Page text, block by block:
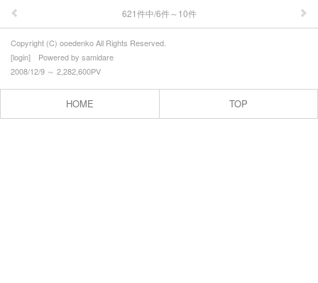
621件中/6件～10件
Copyright (C) ooedenko All Rights Reserved.
[login] Powered by samidare
2008/12/9 ～ 2,282,600PV
HOME TOP